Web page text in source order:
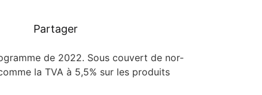
Partager
de 2022. Sous cou­vert de nor­
la TVA à 5,5% sur les pro­duits